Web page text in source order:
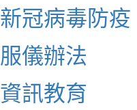
新冠病毒防疫
服儀辦法
資訊教育